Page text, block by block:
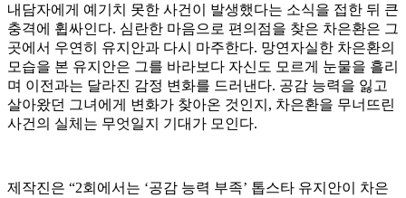
내담자에게 예기치 못한 사건이 발생했다는 소식을 접한 뒤 큰
충격에 휩싸인다. 심란한 마음으로 편의점을 찾은 차은환은 그
곳에서 우연히 유지안과 다시 마주한다. 망연자실한 차은환의
모습을 본 유지안은 그를 바라보다 자신도 모르게 눈물을 흘리
며 이전과는 달라진 감정 변화를 드러낸다. 공감 능력을 잃고
살아왔던 그녀에게 변화가 찾아온 것인지, 차은환을 무너뜨린
사건의 실체는 무엇일지 기대가 모인다.
제작진은 “2회에서는 ‘공감 능력 부족’ 톱스타 유지안이 차은